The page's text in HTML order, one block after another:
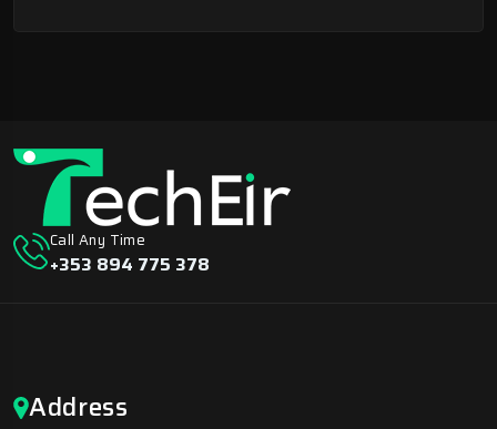
Call Any Time
+353 894 775 378
Address